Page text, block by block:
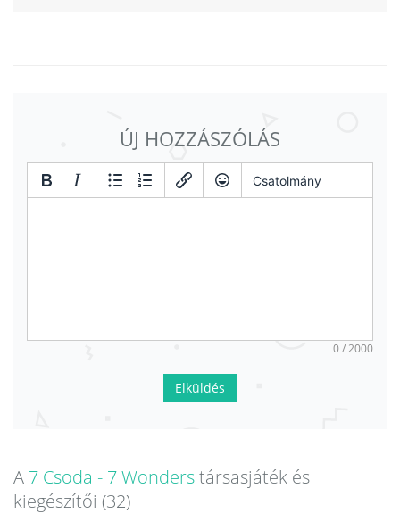
ÚJ HOZZÁSZÓLÁS
Csatolmány
0 / 2000
Elküldés
A 7 Csoda - 7 Wonderstársasjáték és
kiegészítői (32)